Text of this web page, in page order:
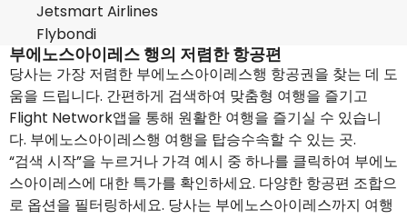
Jetsmart Airlines
Flybondi
부에노스아이레스 행의 저렴한 항공편
당사는 가장 저렴한 부에노스아이레스행 항공권을 찾는 데 도
움을 드립니다. 간편하게 검색하여 맞춤형 여행을 즐기고
Flight Network앱을 통해 원활한 여행을 즐기실 수 있습니
다. 부에노스아이레스행 여행을 탑승수속할 수 있는 곳.
“검색 시작”을 누르거나 가격 예시 중 하나를 클릭하여 부에노
스아이레스에 대한 특가를 확인하세요. 다양한 항공편 조합으
로 옵션을 필터링하세요. 당사는 부에노스아이레스까지 여행